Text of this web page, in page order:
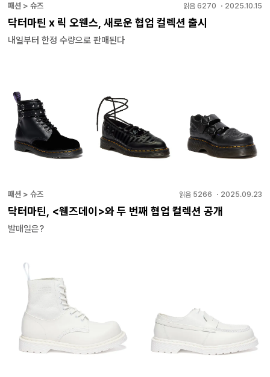
패션 > 슈즈 읽음 6270 ・ 2025.10.15
닥터마틴 x 릭 오웬스, 새로운 협업 컬렉션 출시
내일부터 한정 수량으로 판매된다
패션 > 슈즈 읽음 5266 ・ 2025.09.23
닥터마틴, <웬즈데이>와 두 번째 협업 컬렉션 공개
발매일은?